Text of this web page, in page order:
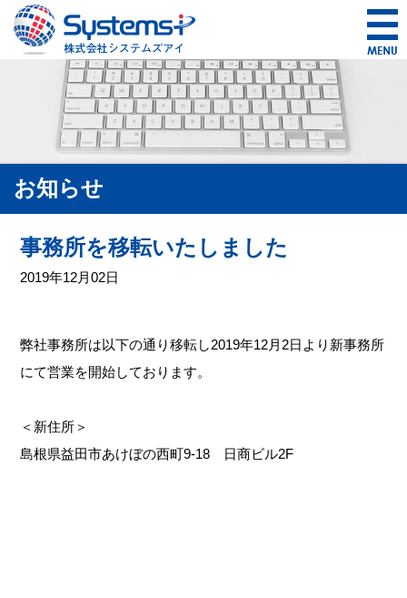
お知らせ
事務所を移転いたしました
2019年12月02日
弊社事務所は以下の通り移転し2019年12月2日より新事務所
にて営業を開始しております。
＜新住所＞
島根県益田市あけぼの西町9-18 日商ビル2F